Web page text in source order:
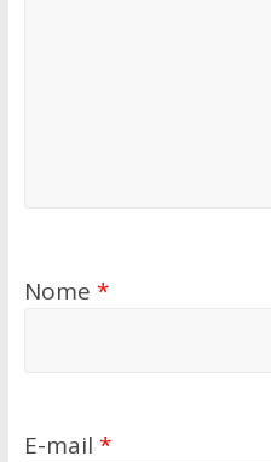
Nome *
E-mail *